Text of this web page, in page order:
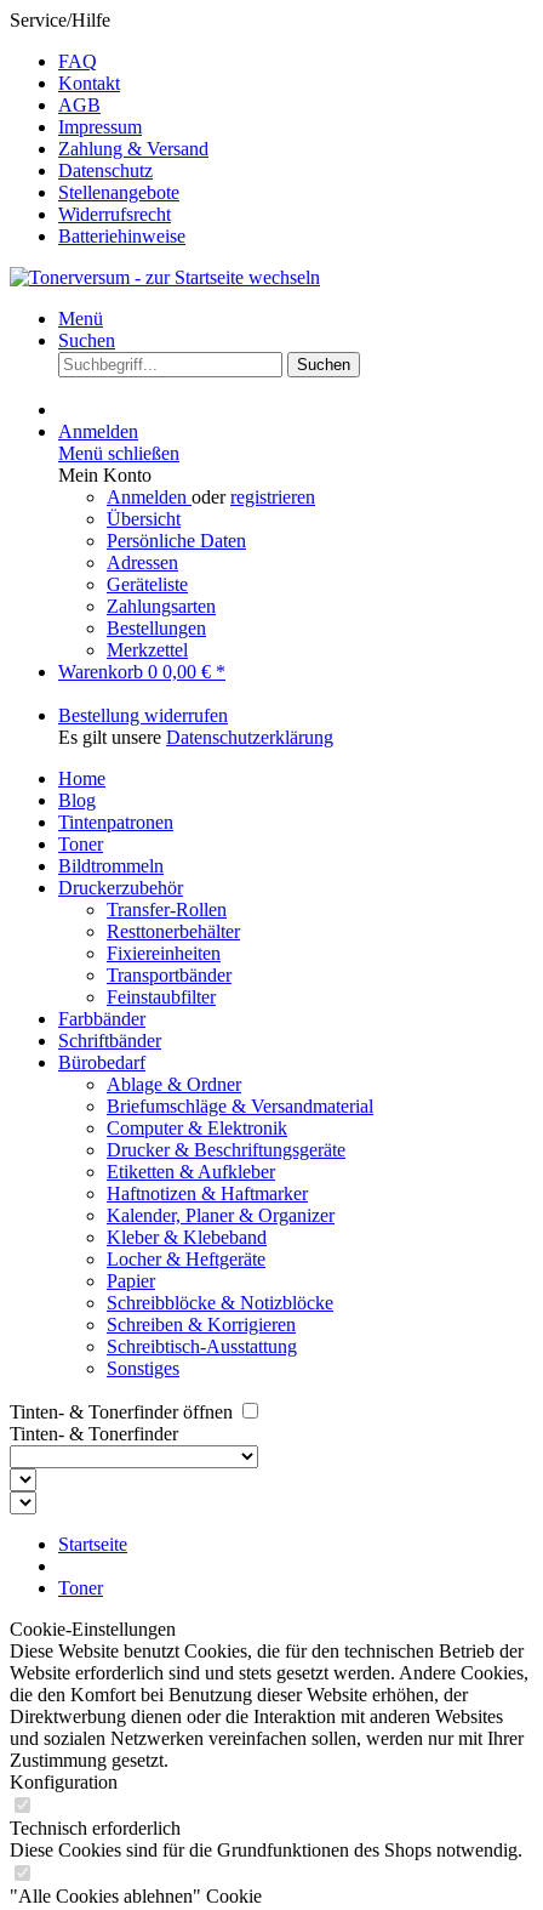
Service/Hilfe
FAQ
Kontakt
AGB
Impressum
Zahlung & Versand
Datenschutz
Stellenangebote
Widerrufsrecht
Batteriehinweise
Menü
Suchen
Suchen
Anmelden
Menü schließen
Mein Konto
Anmelden oderregistrieren
Übersicht
Persönliche Daten
Adressen
Geräteliste
Zahlungsarten
Bestellungen
Merkzettel
Warenkorb 0 0,00 € *
Bestellung widerrufen
Es gilt unsere Datenschutzerklärung
Home
Blog
Tintenpatronen
Toner
Bildtrommeln
Druckerzubehör
Transfer-Rollen
Resttonerbehälter
Fixiereinheiten
Transportbänder
Feinstaubfilter
Farbbänder
Schriftbänder
Bürobedarf
Ablage & Ordner
Briefumschläge & Versandmaterial
Computer & Elektronik
Drucker & Beschriftungsgeräte
Etiketten & Aufkleber
Haftnotizen & Haftmarker
Kalender, Planer & Organizer
Kleber & Klebeband
Locher & Heftgeräte
Papier
Schreibblöcke & Notizblöcke
Schreiben & Korrigieren
Schreibtisch-Ausstattung
Sonstiges
Tinten- & Tonerfinder öffnen
Tinten- & Tonerfinder
Startseite
Toner
Cookie-Einstellungen
Diese Website benutzt Cookies, die für den technischen Betrieb der
Website erforderlich sind und stets gesetzt werden. Andere Cookies,
die den Komfort bei Benutzung dieser Website erhöhen, der
Direktwerbung dienen oder die Interaktion mit anderen Websites
und sozialen Netzwerken vereinfachen sollen, werden nur mit Ihrer
Zustimmung gesetzt.
Konfiguration
Technisch erforderlich
Diese Cookies sind für die Grundfunktionen des Shops notwendig.
"Alle Cookies ablehnen" Cookie